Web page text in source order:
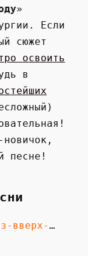
»
Если
сюжет
освоить
в
песне!
вверх-…